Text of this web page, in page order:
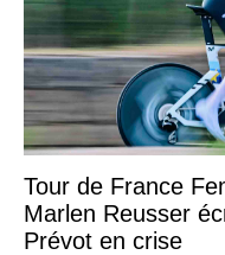
Tour de France
Marlen Reusser
Prévot en crise